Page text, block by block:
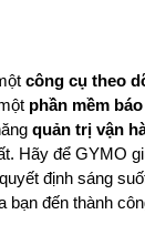
công cụ theo
phần mềm
quản trị vận
Hãy để GYMO
định sáng
bạn đến thành